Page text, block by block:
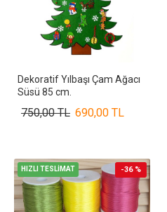
Dekoratif Yılbaşı Çam Ağacı
Süsü 85 cm.
690,00 TL
750,00 TL
HIZLI TESLİMAT -36 %